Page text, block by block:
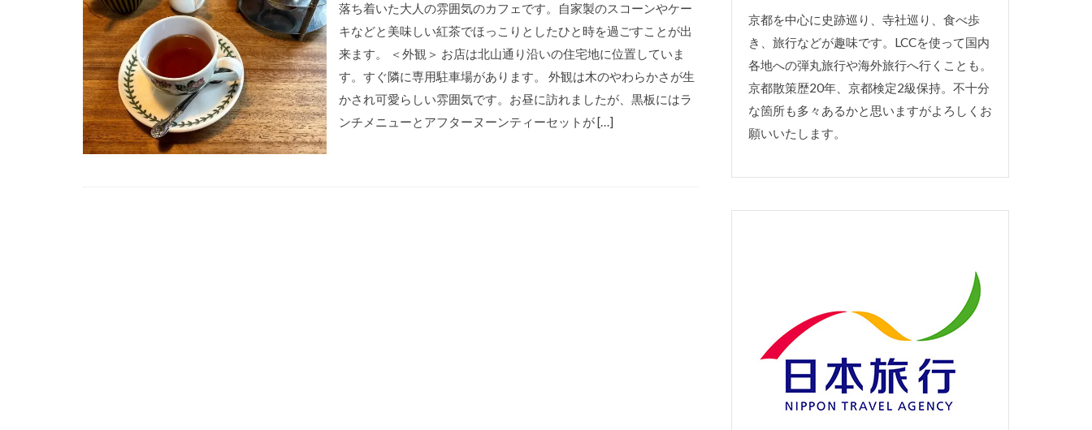
落ち着いた大人の雰囲気のカフェです。自家製のスコーンやケー
キなどと美味しい紅茶でほっこりとしたひと時を過ごすことが出
来ます。 ＜外観＞ お店は北山通り沿いの住宅地に位置していま
す。すぐ隣に専用駐車場があります。 外観は木のやわらかさが生
かされ可愛らしい雰囲気です。お昼に訪れましたが、黒板にはラ
ンチメニューとアフターヌーンティーセットが […]
京都を中心に史跡巡り、寺社巡り、食べ歩
き、旅行などが趣味です。LCCを使って国内
各地への弾丸旅行や海外旅行へ行くことも。
京都散策歴20年、京都検定2級保持。不十分
な箇所も多々あるかと思いますがよろしくお
願いいたします。